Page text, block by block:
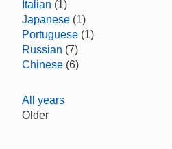
Italian (1)
Japanese (1)
Portuguese (1)
Russian (7)
Chinese (6)
All years
Older